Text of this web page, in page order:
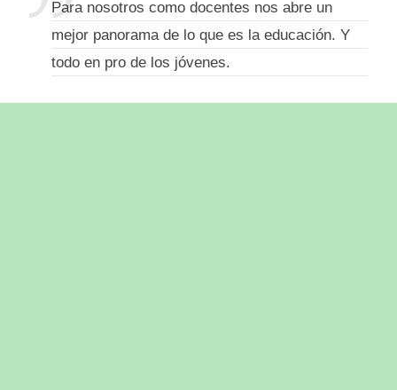
Para nosotros como docentes nos abre un
mejor panorama de lo que es la educación. Y
todo en pro de los jóvenes.